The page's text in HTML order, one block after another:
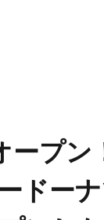
プン
ドー